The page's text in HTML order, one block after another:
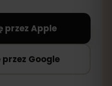
przez Apple
Google